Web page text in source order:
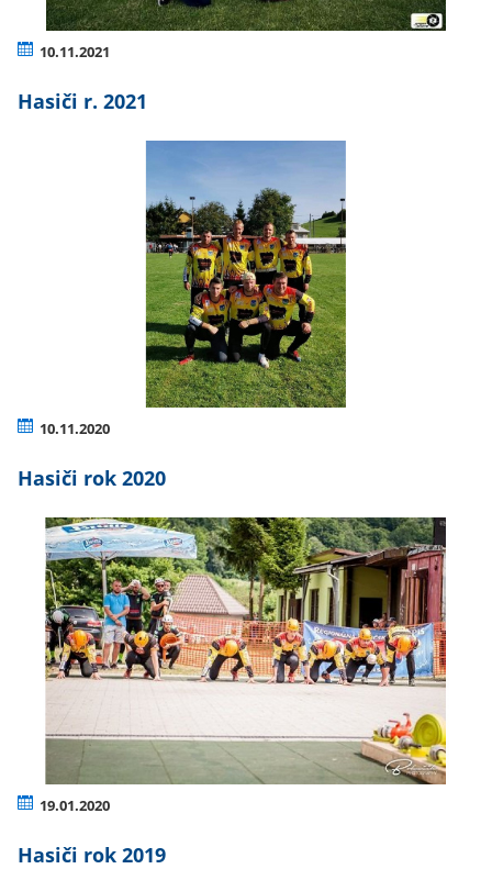
10.11.2021
Hasiči r. 2021
10.11.2020
Hasiči rok 2020
19.01.2020
Hasiči rok 2019